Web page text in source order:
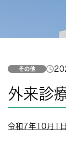
その他
外来診
令和7年10月1